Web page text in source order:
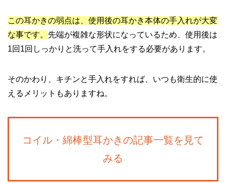
この耳かきの弱点は、使用後の耳かき本体の手入れが大変
な事です。 先端が複雑な形状になっているため、使用後は
1回1回しっかりと洗って手入れをする必要があります。
そのかわり、キチンと手入れをすれば、いつも衛生的に使
えるメリットもありますね。
コイル・綿棒型耳かきの記事一覧を見て
みる